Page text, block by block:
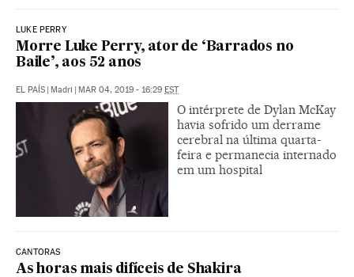
LUKE PERRY
Morre Luke Perry, ator de ‘Barrados no
Baile’, aos 52 anos
EL PAÍS | Madri | MAR 04, 2019 - 16:29 EST
O intérprete de Dylan McKay
havia sofrido um derrame
cerebral na última quarta-
feira e permanecia internado
em um hospital
CANTORAS
As horas mais difíceis de Shakira